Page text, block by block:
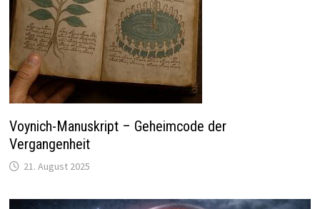
Voynich-Manuskript – Geheimcode der
Vergangenheit
21. August 2025